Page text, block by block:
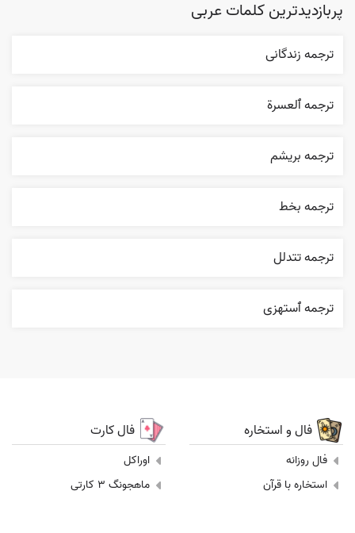
پربازدیدترین کلمات عربی
ترجمه زندگانی
ترجمه ٱلعسرة
ترجمه بریشم
ترجمه بخط
ترجمه تتدلل
ترجمه ٱستهزی
فال و استخاره
فال روزانه
استخاره با قرآن
فال کارت
اوراکل
ماهجونگ 3 کارتی